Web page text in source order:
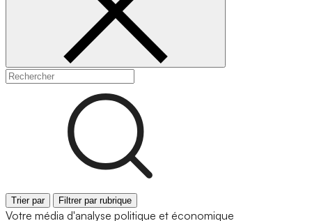
Trier par Filtrer par rubrique
Votre média d'analyse politique et économique